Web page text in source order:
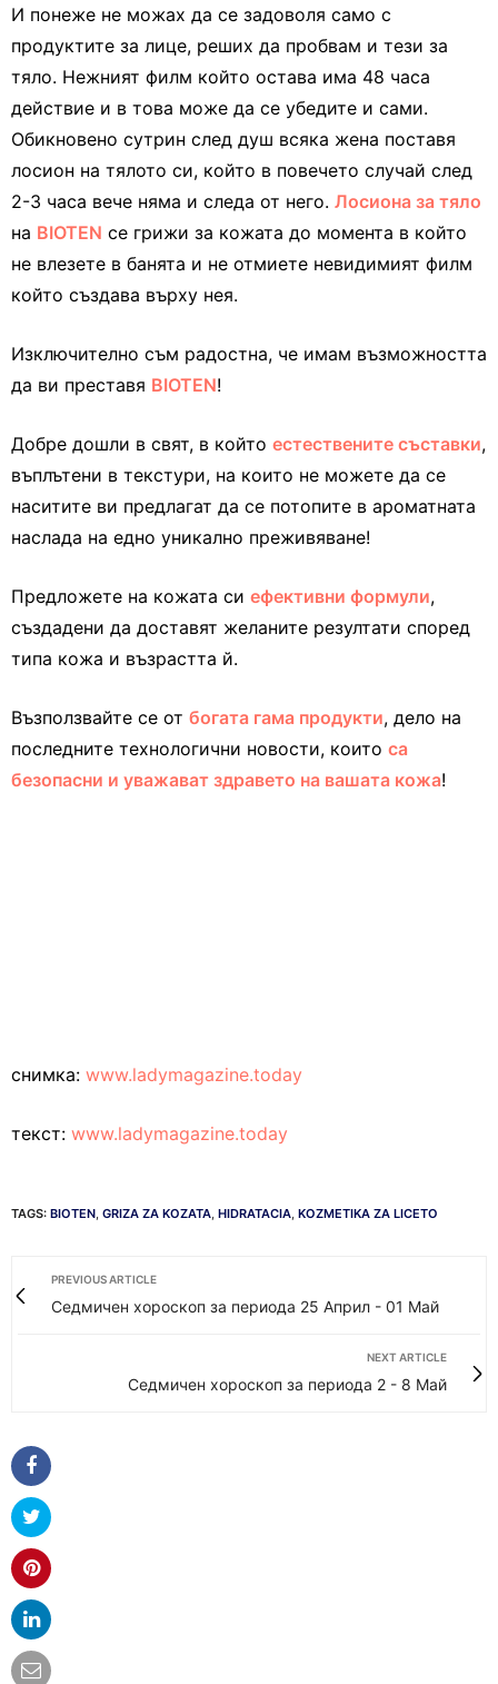
И понеже не можах да се задоволя само с
продуктите за лице, реших да пробвам и тези за
тяло. Нежният филм който остава има 48 часа
действие и в това може да се убедите и сами.
Обикновено сутрин след душ всяка жена поставя
лосион на тялото си, който в повечето случай след
2-3 часа вече няма и следа от него. Лосиона за тяло
на BIOTEN се грижи за кожата до момента в който
не влезете в банята и не отмиете невидимият филм
който създава върху нея.
Изключително съм радостна, че имам възможността
да ви преставя BIOTEN!
Добре дошли в свят, в който естествените съставки,
въплътени в текстури, на които не можете да се
наситите ви предлагат да се потопите в ароматната
наслада на едно уникално преживяване!
Предложете на кожата си ефективни формули,
създадени да доставят желаните резултати според
типа кожа и възрастта й.
Възползвайте се от богата гама продукти, дело на
последните технологични новости, които са
безопасни и уважават здравето на вашата кожа!
снимка: www.ladymagazine.today
текст: www.ladymagazine.today
TAGS: BIOTEN, GRIZA ZA KOZATA, HIDRATACIA, KOZMETIKA ZA LICETO
PREVIOUS ARTICLE
Седмичен хороскоп за периода 25 Април - 01 Май
NEXT ARTICLE
Седмичен хороскоп за периода 2 - 8 Май